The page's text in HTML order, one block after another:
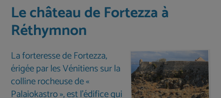
Le château de Fortezza à
Réthymnon
La forteresse de Fortezza,
érigée par les Vénitiens sur la
colline rocheuse de «
Palaiokastro », est l'édifice qui